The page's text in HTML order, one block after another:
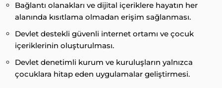
Bağlantı olanakları ve dijital içeriklere hayatın her
alanında kısıtlama olmadan erişim sağlanması.
Devlet destekli güvenli internet ortamı ve çocuk
içeriklerinin oluşturulması.
Devlet denetimli kurum ve kuruluşların yalnızca
çocuklara hitap eden uygulamalar geliştirmesi.